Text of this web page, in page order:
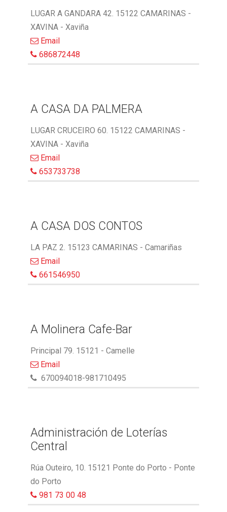
LUGAR A GANDARA 42. 15122 CAMARINAS -
XAVINA - Xaviña
Email
686872448
A CASA DA PALMERA
LUGAR CRUCEIRO 60. 15122 CAMARINAS -
XAVINA - Xaviña
Email
653733738
A CASA DOS CONTOS
LA PAZ 2. 15123 CAMARINAS - Camariñas
Email
661546950
A Molinera Cafe-Bar
Principal 79. 15121 - Camelle
Email
670094018-981710495
Administración de Loterías
Central
Rúa Outeiro, 10. 15121 Ponte do Porto - Ponte
do Porto
981 73 00 48